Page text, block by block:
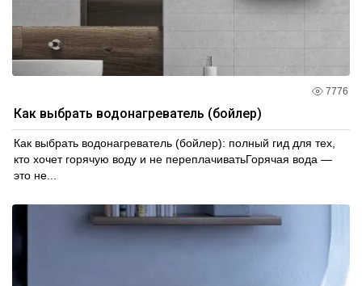
7776
Как выбрать водонагреватель (бойлер)
Как выбрать водонагреватель (бойлер): полный гид для тех,
кто хочет горячую воду и не переплачиватьГорячая вода —
это не...